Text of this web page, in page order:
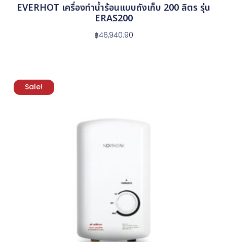
EVERHOT เครื่องทำน้ำร้อนแบบถังเก็บ 200 ลิตร รุ่น
ERAS200
฿46,940.90
Sale!